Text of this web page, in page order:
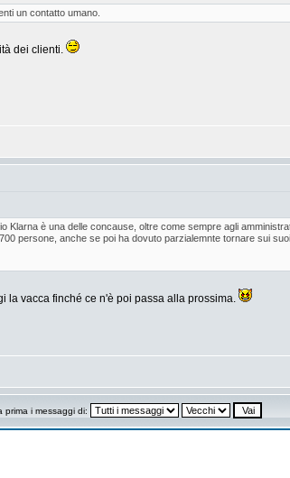
un contatto umano.
dei clienti.
Klarna è una delle concause, oltre come sempre agli
persone, anche se poi ha dovuto parzialemnte tornare sui
la vacca finché ce n'è poi passa alla prossima.
prima i messaggi di: